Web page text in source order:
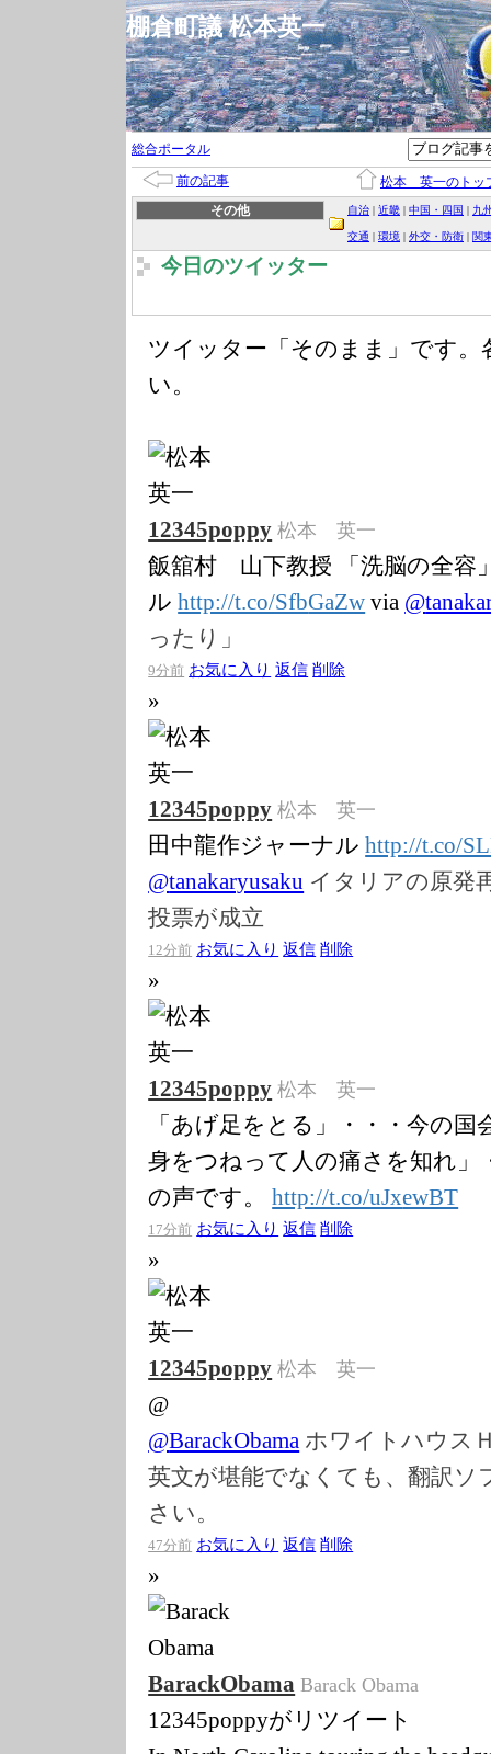
棚倉町議 松本英一
総合ポータル
前の記事
松本 英一のトッ
その他
自治 | 近畿 | 中国・四国 | 九
交通 | 環境 | 外交・防衛 | 関
今日のツイッター
ツイッター「そのまま」です
い。
12345poppy 松本 英一
飯舘村 山下教授 「洗脳の全容
ルhttp://t.co/SfbGaZw via @
ったり」
9分前 お気に入り 返信 削除
»
12345poppy 松本 英一
田中龍作ジャーナルhttp://t.co/
@tanakaryusaku イタリアの原発
投票が成立
12分前 お気に入り 返信 削除
»
12345poppy 松本 英一
「あげ足をとる」・・・今の国
身をつねって人の痛さを知れ」
の声です。http://t.co/uJxewBT
17分前 お気に入り 返信 削除
»
12345poppy 松本 英一
@
@BarackObama ホワイトハウス
英文が堪能でなくても、翻訳ソ
さい。
47分前 お気に入り 返信 削除
»
BarackObama Barack Obama
12345poppyがリツイート